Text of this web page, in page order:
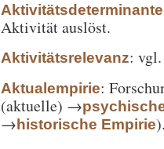
Aktivitätsdeterminante
Aktivität auslöst.
Aktivitätsrelevanz:
Aktualempirie:
(aktuelle) →
→historische Empirie